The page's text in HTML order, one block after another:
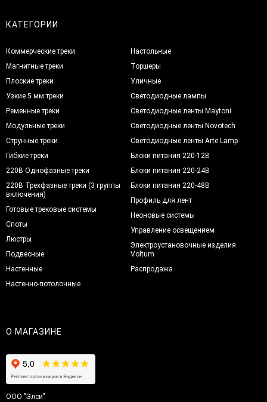
КАТЕГОРИИ
Коммерческие треки
Магнитные треки
Плоские треки
Узкие 5 мм треки
Ременные треки
Модульные треки
Струнные треки
Гибкие треки
220В Однофазные треки
220В Трехфазные треки (3 группы
включения)
Готовые трековые системы
Споты
Люстры
Подвесные
Настенные
Настенно-потолочные
Настольные
Торшеры
Уличные
Светодиодные лампы
Светодиодные ленты Maytoni
Светодиодные ленты Novotech
Светодиодные ленты Arte Lamp
Блоки питания 220-12В
Блоки питания 220-24В
Блоки питания 220-48В
Профиль для лент
Неоновые системы
Управление освещением
Электроустановочные изделия
Voltum
Распродажа
О МАГАЗИНЕ
ООО "Элси"